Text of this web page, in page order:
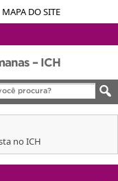
MAPA DO SITE
– ICH
no ICH